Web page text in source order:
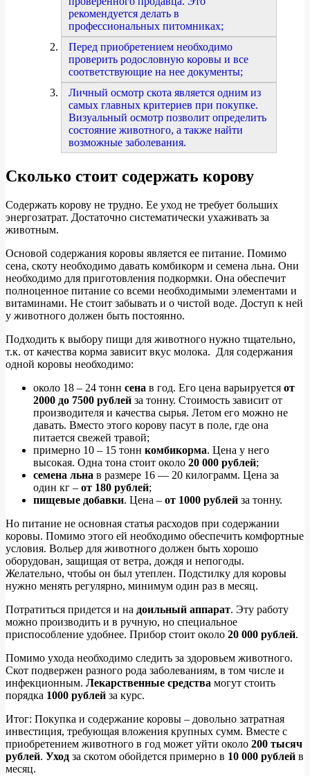
рекомендуется делать в
профессиональных питомниках;
Перед приобретением необходимо
проверить родословную коровы и все
соответствующие на нее документы;
Личный осмотр скота является одним из
самых главных критериев при покупке.
Визуальный осмотр позволит определить
состояние животного, а также найти
возможные заболевания.
Сколько стоит содержать корову
Содержать корову не трудно. Ее уход не требует больших
энергозатрат. Достаточно систематически ухаживать за
животным.
Основой содержания коровы является ее питание. Помимо
сена, скоту необходимо давать комбикорм и семена льна. Они
необходимо для приготовления подкормки. Она обеспечит
полноценное питание со всеми необходимыми элементами и
витаминами. Не стоит забывать и о чистой воде. Доступ к ней
у животного должен быть постоянно.
Подходить к выбору пищи для животного нужно тщательно,
т.к. от качества корма зависит вкус молока. Для содержания
одной коровы необходимо:
около 18 – 24 тонн сена в год. Его цена варьируется от
2000 до 7500 рублей за тонну. Стоимость зависит от
производителя и качества сырья. Летом его можно не
давать. Вместо этого корову пасут в поле, где она
питается свежей травой;
примерно 10 – 15 тонн комбикорма. Цена у него
высокая. Одна тона стоит около 20 000 рублей;
семена льна в размере 16 — 20 килограмм. Цена за
один кг – от 180 рублей;
пищевые добавки. Цена – от 1000 рублей за тонну.
Но питание не основная статья расходов при содержании
коровы. Помимо этого ей необходимо обеспечить комфортные
условия. Вольер для животного должен быть хорошо
оборудован, защищая от ветра, дождя и непогоды.
Желательно, чтобы он был утеплен. Подстилку для коровы
нужно менять регулярно, минимум один раз в месяц.
Потратиться придется и на доильный аппарат. Эту работу
можно производить и в ручную, но специальное
приспособление удобнее. Прибор стоит около 20 000 рублей.
Помимо ухода необходимо следить за здоровьем животного.
Скот подвержен разного рода заболеваниям, в том числе и
инфекционным. Лекарственные средства могут стоить
порядка 1000 рублей за курс.
Итог: Покупка и содержание коровы – довольно затратная
инвестиция, требующая вложения крупных сумм. Вместе с
приобретением животного в год может уйти около 200 тысяч
рублей. Уход за скотом обойдется примерно в 10 000 рублей в
месяц.